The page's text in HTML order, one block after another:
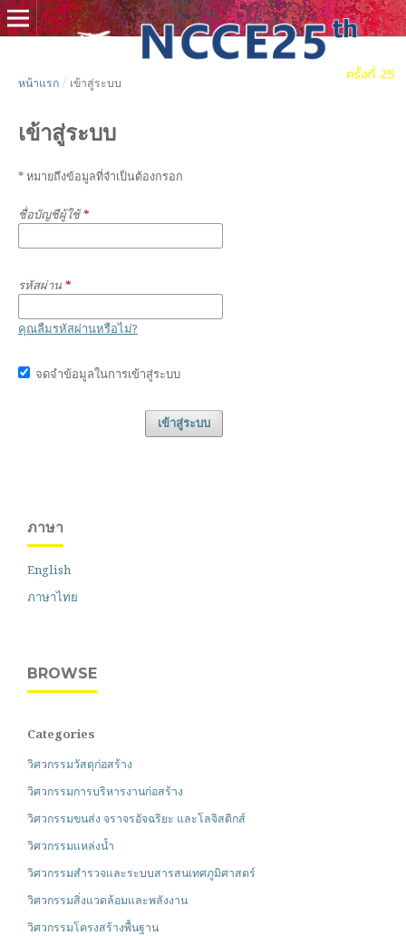
หน้าแรก / เข้าสู่ระบบ
เข้าสู่ระบบ
* หมายถึงข้อมูลที่จำเป็นต้องกรอก
ชื่อบัญชีผู้ใช้*
รหัสผ่าน *
คุณลืมรหัสผ่านหรือไม่?
จดจำข้อมูลในการเข้าสู่ระบบ
เข้าสู่ระบบ
ภาษา
English
ภาษาไทย
BROWSE
Categories
วิศวกรรมวัสดุก่อสร้าง
วิศวกรรมการบริหารงานก่อสร้าง
วิศวกรรมขนส่ง จราจรอัจฉริยะ และโลจิสติกส์
วิศวกรรมแหล่งน้ำ
วิศวกรรมสำรวจและระบบสารสนเทศภูมิศาสตร์
วิศวกรรมสิ่งแวดล้อมและพลังงาน
วิศวกรรมโครงสร้างพื้นฐาน